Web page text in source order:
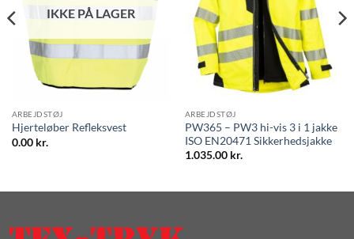
IKKE PÅ LAGER
ARBEJDSTØJ
Hjerteløber Refleksvest
0.00 kr.
ARBEJDSTØJ
PW365 – PW3 hi-vis 3 i 1 jakke
ISO EN20471 Sikkerhedsjakke
1.035.00 kr.